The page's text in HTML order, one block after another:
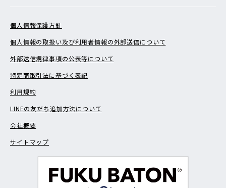
個人情報保護方針
個人情報の取扱い及び利用者情報の外部送信について
外部送信規律事項の公表等について
特定商取引法に基づく表記
利用規約
LINEの友だち追加方法について
会社概要
サイトマップ